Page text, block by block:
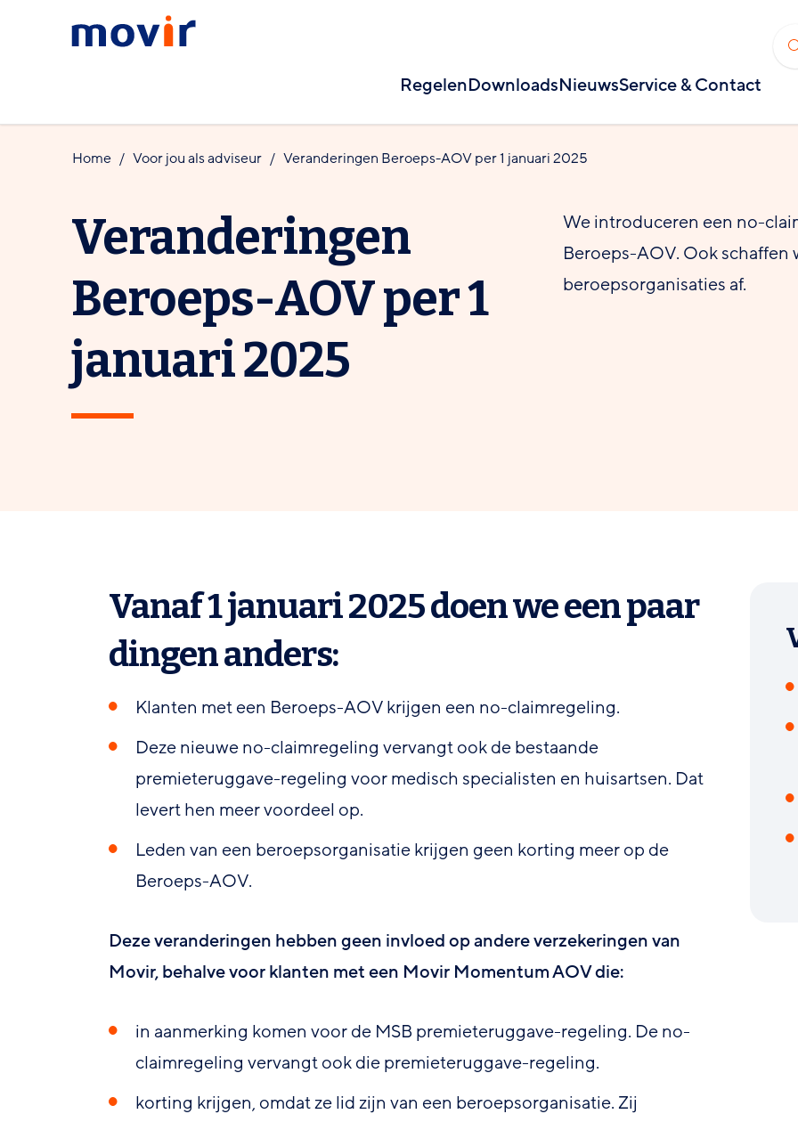
Spring
SpringMovir
naar
de
RegelenDownloadsNieuwsService & Contact
Home Voor jou alsadviseur Veranderingen Beroeps-AOV per 1 januari 2025
Veranderingen
Beroeps-AOV per 1
januari 2025
We introduceren een no-
Beroeps-AOV. Ook
beroepsorganisaties af.
Vanaf 1 januari 2025 doen we een paar
dingen anders:
Klanten met een Beroeps-AOV krijgen een no-claimregeling.
Deze nieuwe no-claimregeling vervangt ook de bestaande
premieteruggave-regeling voor medisch specialisten en huisartsen. Dat
levert hen meer voordeel op.
Leden van een beroepsorganisatie krijgen geen korting meer op de
Beroeps-AOV.
Deze veranderingen hebben geen invloed op andere verzekeringen van
Movir, behalve voor klanten met een Movir Momentum AOV die:
in aanmerking komen voor de MSB premieteruggave-regeling. De no-
claimregeling vervangt ook die premieteruggave-regeling.
korting krijgen, omdat ze lid zijn van een beroepsorganisatie. Zij